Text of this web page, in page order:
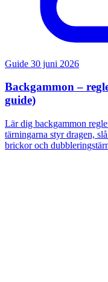
Guide 30 juni 2026
Backgammon –
guide)
Lär dig backgammon
tärningarna styr dragen,
brickor och